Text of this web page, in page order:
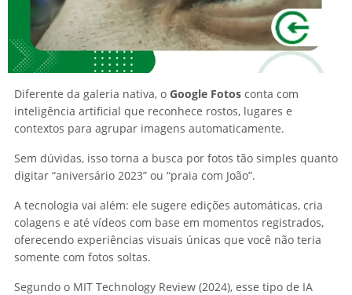
Diferente da galeria nativa, o Google Fotos conta com
inteligência artificial que reconhece rostos, lugares e
contextos para agrupar imagens automaticamente.
Sem dúvidas, isso torna a busca por fotos tão simples quanto
digitar “aniversário 2023” ou “praia com João”.
A tecnologia vai além: ele sugere edições automáticas, cria
colagens e até vídeos com base em momentos registrados,
oferecendo experiências visuais únicas que você não teria
somente com fotos soltas.
Segundo o MIT Technology Review (2024), esse tipo de IA